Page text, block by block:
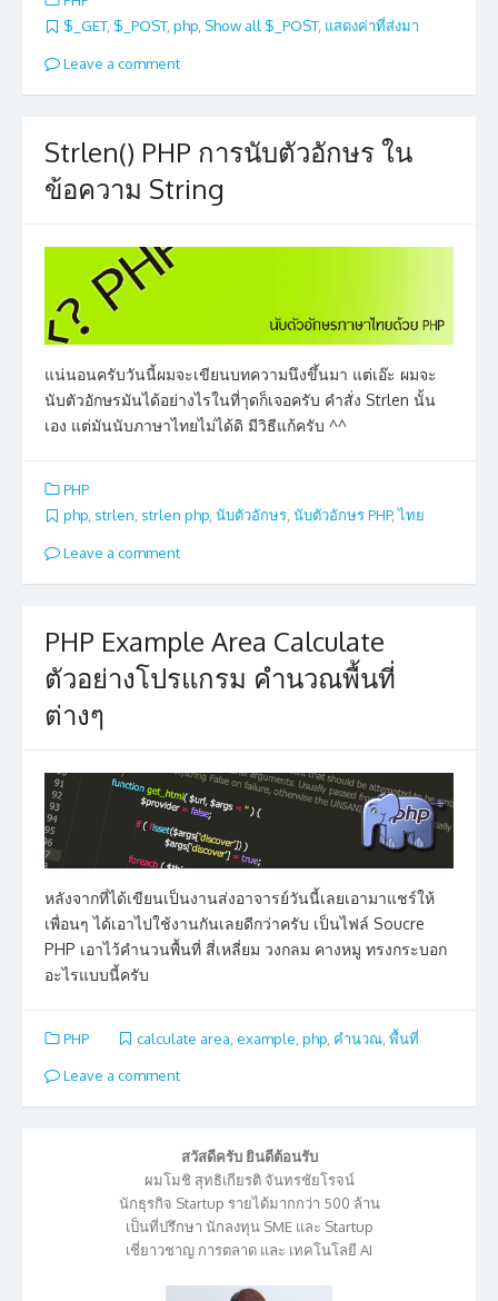
$_GET, $_POST, php, Show all $_POST, แสดงค่าที่ส่งมา
Leave a comment
Strlen() PHP การนับตัวอักษร ใน
ข้อความ String
แน่นอนครับวันนี้ผมจะเขียนบทความนึงขึ้นมา แต่เอ๊ะ ผมจะ
นับตัวอักษรมันได้อย่างไรในที่าุดก็เจอครับ คำสั่ง Strlen นั้น
เอง แต่มันนับภาษาไทยไม่ได้ดิ มีวิธีแก้ครับ ^^
PHP
php, strlen, strlen php, นับตัวอักษร, นับตัวอักษร PHP,ไทย
Leave a comment
PHP Example Area Calculate
ตัวอย่างโปรแกรม คำนวณพื้นที่
ต่างๆ
หลังจากที่ได้เขียนเป็นงานส่งอาจารย์วันนี้เลยเอามาแชร์ให้
เพื่อนๆ ได้เอาไปใช้งานกันเลยดีกว่าครับ เป็นไฟล์ Soucre
PHP เอาไว้คำนวนพื้นที่ สี่เหลี่ยม วงกลม คางหมู ทรงกระบอก
อะไรแบบนี้ครับ
PHP calculate area example php, คำนวณ, พื้นที่
Leave a comment
สวัสดีครับ ยินดีต้อนรับ
ผมโมชิ สุทธิเกียรติ จันทรชัยโรจน์
นักธุรกิจ Startup รายได้มากกว่า 500 ล้าน
เป็นที่ปรึกษา นักลงทุน SME และ Startup
เชี่ยาวชาญ การตลาด และ เทคโนโลยี AI